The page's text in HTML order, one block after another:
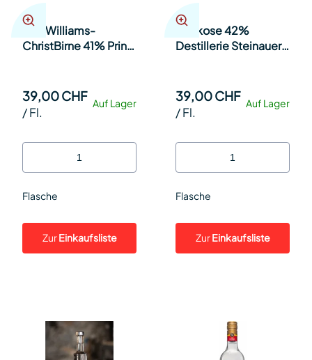
Alte Williams-
ChristBirne 41% Prinz
Auf Lager
39,00 CHF
/Fl.
Flasche
ZurEinkaufsliste
Aprikose 42%
Destillerie Steinauer
Auf Lager
39,00 CHF
/Fl.
Flasche
ZurEinkaufsliste